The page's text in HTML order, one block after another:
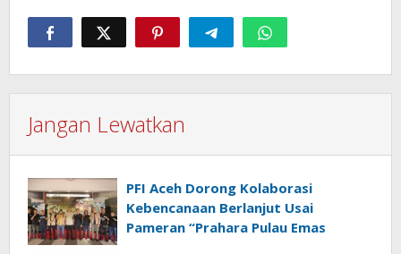
Jangan Lewatkan
PFI Aceh Dorong Kolaborasi
Kebencanaan Berlanjut Usai
Pameran “Prahara Pulau Emas